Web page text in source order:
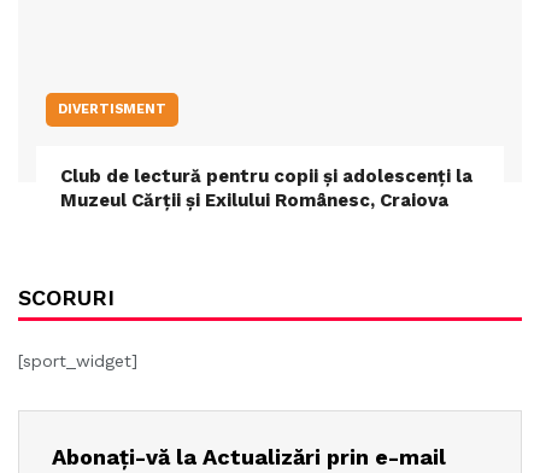
DIVERTISMENT
Club de lectură pentru copii și adolescenți la
Muzeul Cărții și Exilului Românesc, Craiova
SCORURI
[sport_widget]
Abonați-vă la Actualizări prin e-mail